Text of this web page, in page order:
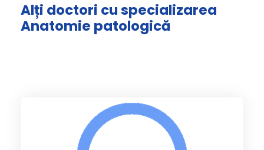
Alți doctori cu specializarea
Anatomie patologică